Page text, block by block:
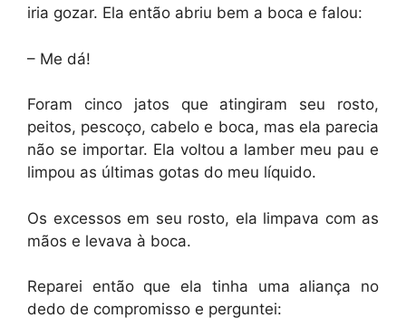
iria gozar. Ela então abriu bem a boca e falou:
– Me dá!
Foram cinco jatos que atingiram seu rosto,
peitos, pescoço, cabelo e boca, mas ela parecia
não se importar. Ela voltou a lamber meu pau e
limpou as últimas gotas do meu líquido.
Os excessos em seu rosto, ela limpava com as
mãos e levava à boca.
Reparei então que ela tinha uma aliança no
dedo de compromisso e perguntei: